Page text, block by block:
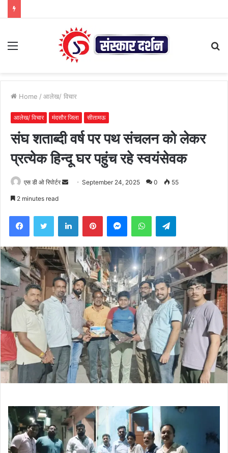
Menu
Home / आलेख/ विचार
आलेख/ विचार मंदसौर जिला सीतामऊ
संघ शताब्दी वर्ष पर पथ संचलन को लेकर
प्रत्येक हिन्दू घर पहुंच रहे स्वयंसेवक
एस डी ओ रिपोर्टर
Send September 24, 2025 0 55
2 minutes read
FacebookTwitter LinkedInPinterestMessengerWhatsAppTelegram